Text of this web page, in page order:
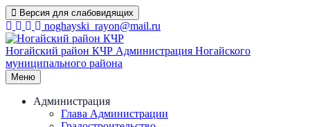
Перейти
к
содержимому
Версия для слабовидящих
noghayski_rayon@mail.ru
Ногайский район КЧР Администрация Ногайского
муниципального района
Меню
Администрация
Глава Администрации